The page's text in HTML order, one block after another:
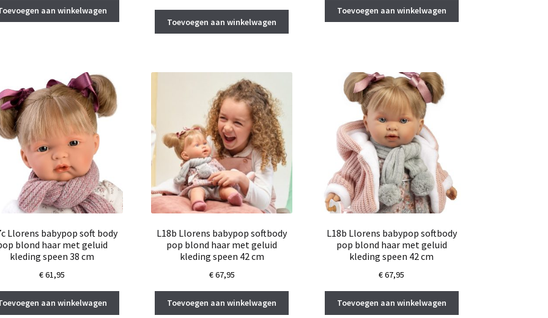
aan winkelwagen
Toevoegen aan winkelwagen
Toevoegen aan winkelwagen
Llorens babypop soft body
blond haar met geluid
kleding speen 38 cm
€61,95
aan winkelwagen
L18b Llorens babypop softbody
pop blond haar met geluid
kleding speen 42 cm
€67,95
Toevoegen aan winkelwagen
L18b Llorens babypop softbody
pop blond haar met geluid
kleding speen 42 cm
€67,95
Toevoegen aan winkelwagen